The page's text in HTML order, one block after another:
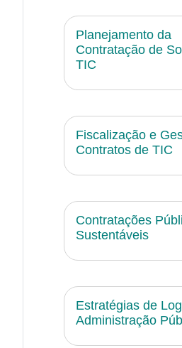
Planejamento da
Contratação de
TIC
Fiscalização e
Contratos de TIC
Contratações
Sustentáveis
Estratégias de
Administração